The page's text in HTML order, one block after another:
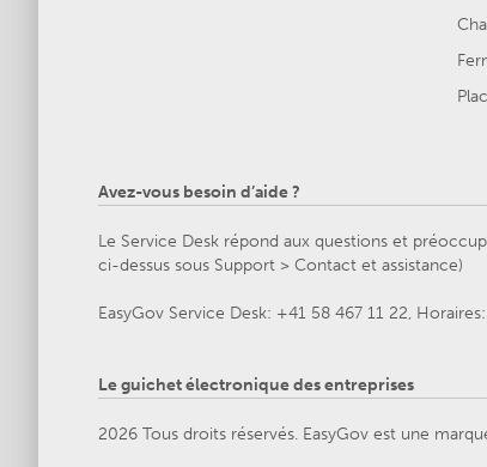
Avez-vous besoin d’aide ?
Le Service Desk répond aux questions et
ci-dessus sous Support > Contact et assistance)
EasyGov Service Desk: +41 58 467 11 22,
Le guichet électronique des entreprises
2026 Tous droits réservés. EasyGov est une